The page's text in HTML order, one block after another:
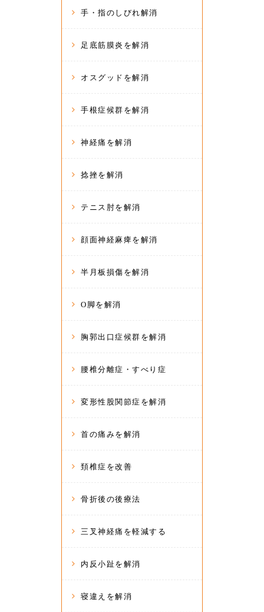
手・指のしびれ解消
足底筋膜炎を解消
オスグッドを解消
手根症候群を解消
神経痛を解消
捻挫を解消
テニス肘を解消
顔面神経麻痺を解消
半月板損傷を解消
O脚を解消
胸郭出口症候群を解消
腰椎分離症・すべり症
変形性股関節症を解消
首の痛みを解消
頚椎症を改善
骨折後の後療法
三叉神経痛を軽減する
内反小趾を解消
寝違えを解消